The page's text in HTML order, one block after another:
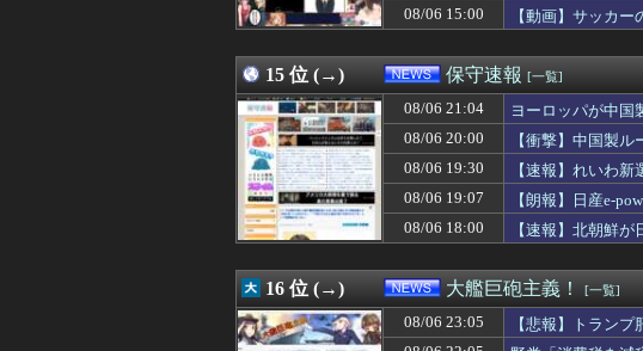
08/06 23:00
海外「日本なんて行くんじゃな
08/06 23:00
【マイクロLED】CPUとGPUを
08/06 23:00
ドラえもん映画、『のび太「の
08/06 15:00
【動画】サッカ
15 位 (→) 保守速報 [一覧]
08/06 21:04
ヨーロッパが中国
08/06 20:00
【衝撃】中国製
08/06 19:30
【速報】れいわ
08/06 19:07
【朗報】日産e-
08/06 18:00
【速報】北朝鮮
16 位 (→) 大艦巨砲主義！ [一覧]
08/06 23:05
【悲報】トラン